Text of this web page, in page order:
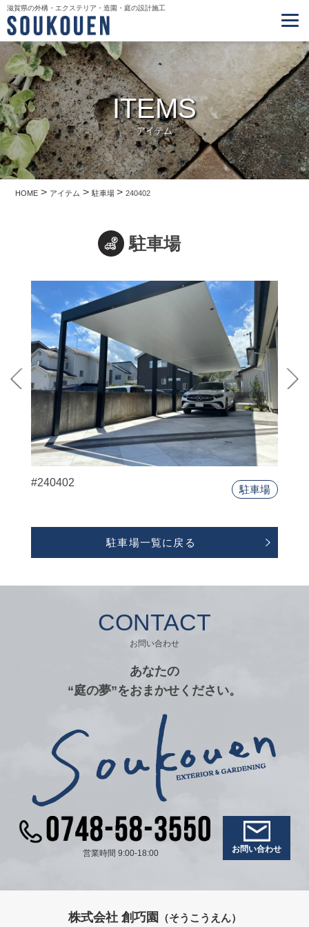
滋賀県の外構・エクステリア・造園・庭の設計施工
ITEMS
アイテム
HOME > アイテム >駐車場>240402
駐車場
#240402
駐車場
駐車場一覧に戻る
CONTACT
お問い合わせ
あなたの
“庭の夢”をおまかせください。
営業時間 9:00-18:00 お問い合わせ
株式会社 創巧園 （そうこうえん）